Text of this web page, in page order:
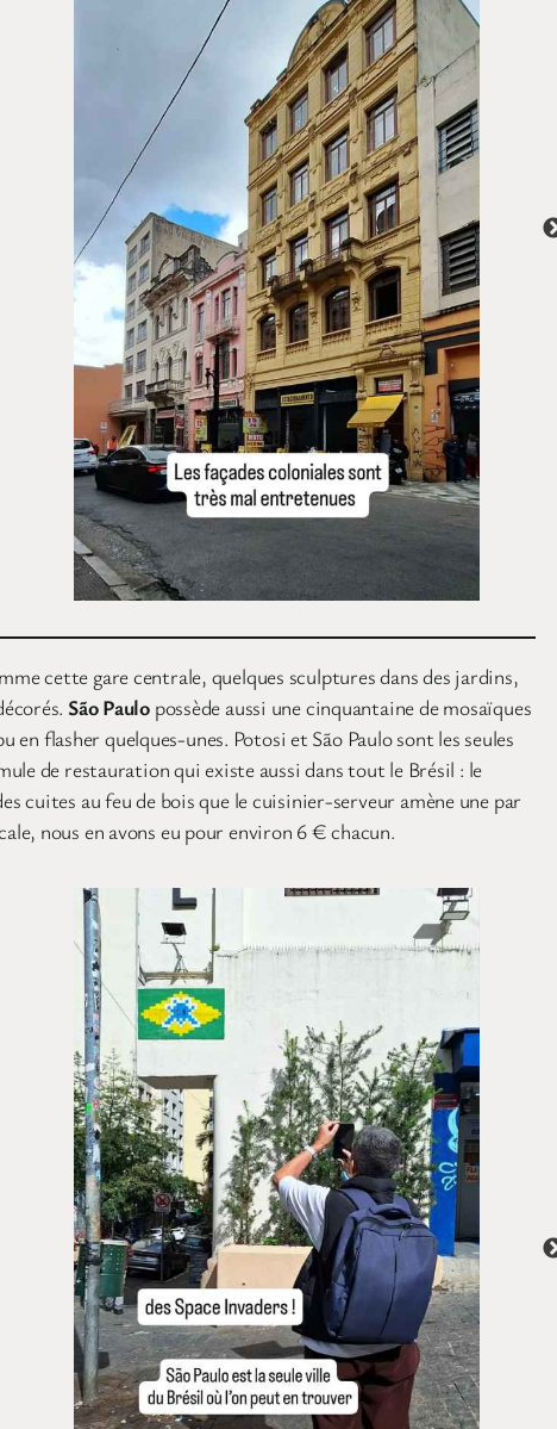
cette gare centrale, quelques sculptures dans des jardins,
São Paulo possède aussi une cinquantaine de mosaïques
flasher quelques-unes. Potosi et São Paulo sont les seules
de restauration qui existe aussi dans tout le Brésil : le
cuites au feu de bois que le cuisinier-serveur amène une par
nous en avons eu pour environ 6 € chacun.